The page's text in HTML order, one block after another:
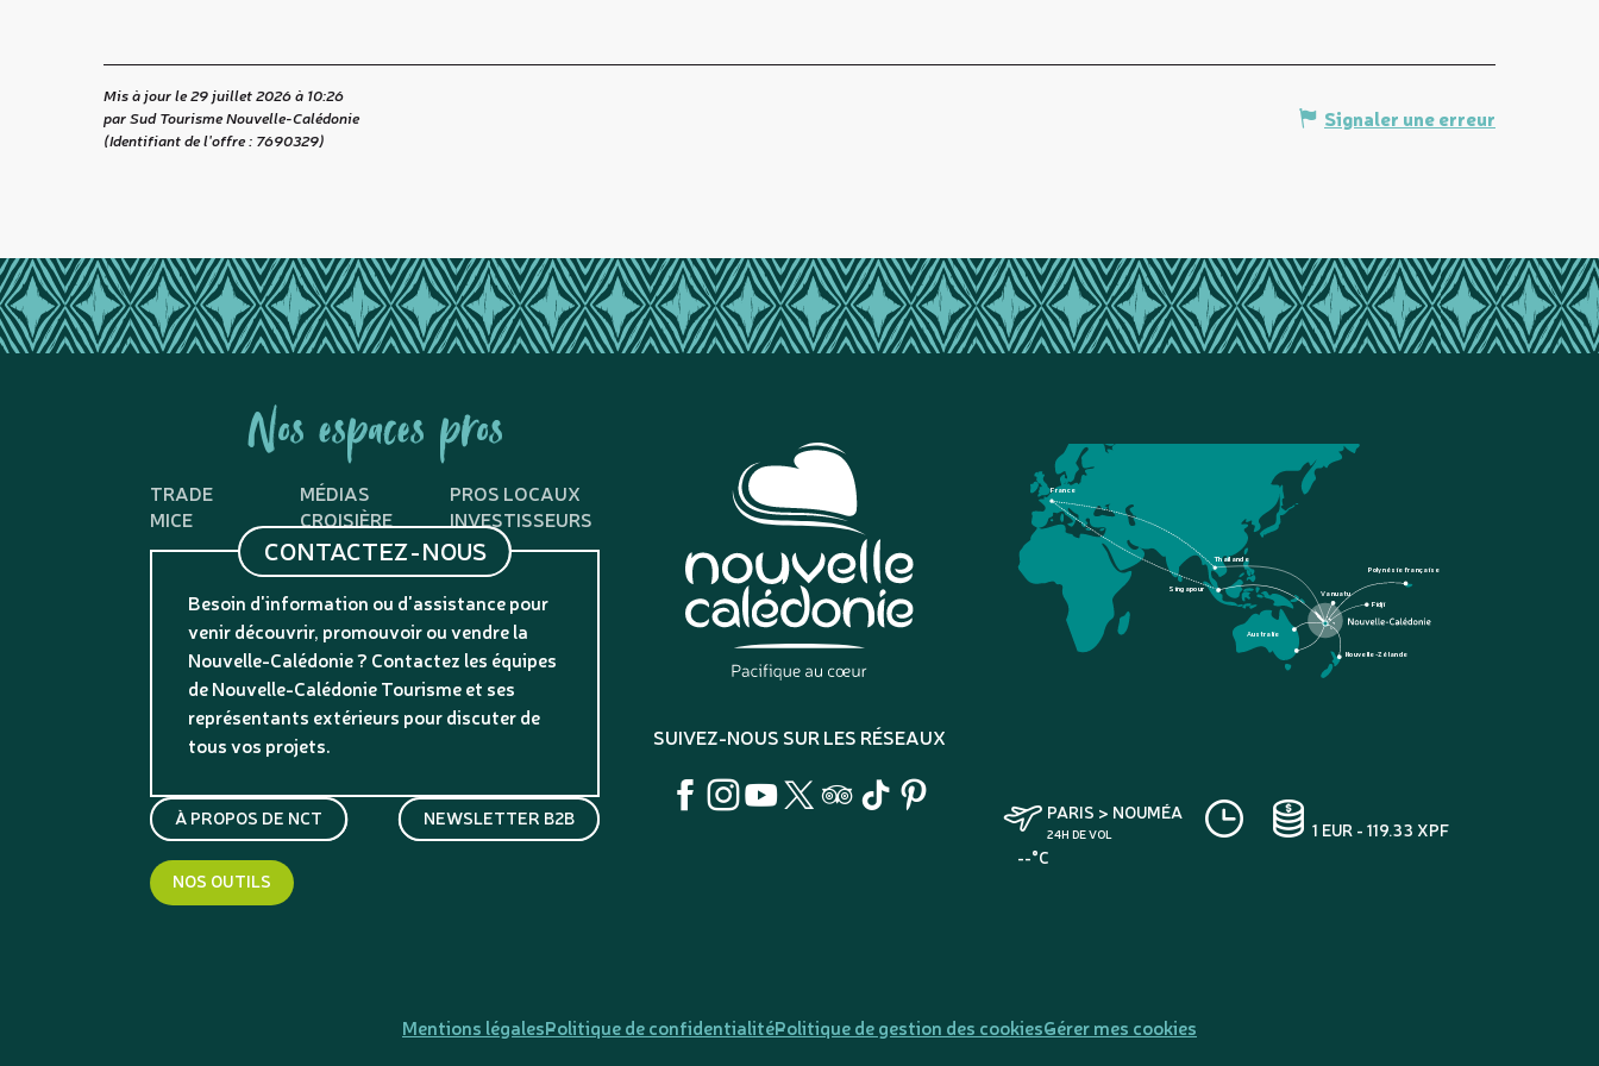
Mis à jour le 29 juillet 2026 à 10:26
par Sud Tourisme Nouvelle-Calédonie
(Identifiant de l'offre : 7690329)
Signaler une erreur
Nos espaces pros
TRADE MÉDIAS
PROS LOCAUX
MICE
CROISIÈRE INVESTISSEURS
CONTACTEZ-NOUS
Besoin d'information ou d'assistance pour
venir découvrir, promouvoir ou vendre la
Nouvelle-Calédonie ? Contactez les équipes
de Nouvelle-Calédonie Tourisme et ses
représentants extérieurs pour discuter de
tous vos projets.
À PROPOS DE NCT NEWSLETTER B2B
NOS OUTILS
SUIVEZ-NOUS SUR LES RÉSEAUX
France
Polynésie française
Fidji
Nouvelle-Zélande
Australie
Singapour
Thaïlande
Vanuatu
PARIS > NOUMÉA
24H DE VOL
1 EUR - 119.33 XPF
--°C
Mentions légalesPolitique de confidentialitéPolitique de gestion des cookiesGérer mes cookies